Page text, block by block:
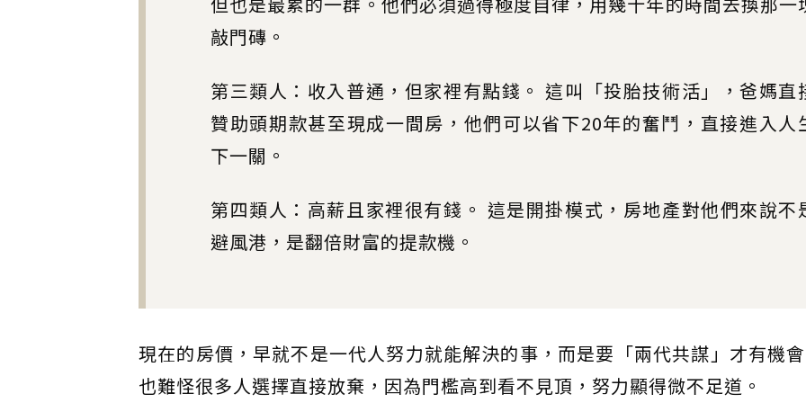
敲門磚。
第三類人：收入普通，但家裡有點錢。 這叫「投胎技術活」，爸媽直
贊助頭期款甚至現成一間房，他們可以省下20年的奮鬥，直接進入人
下一關。
第四類人：高薪且家裡很有錢。 這是開掛模式，房地產對他們來說不
避風港，是翻倍財富的提款機。
現在的房價，早就不是一代人努力就能解決的事，而是要「兩代共謀」才有機
也難怪很多人選擇直接放棄，因為門檻高到看不見頂，努力顯得微不足道。